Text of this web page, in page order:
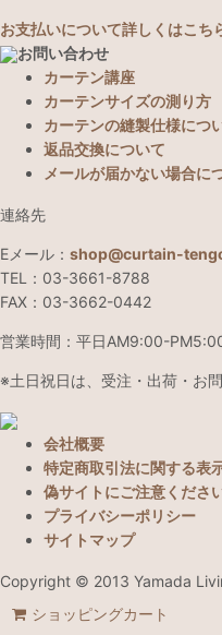
お支払いについて詳しくはこち
お問い合わせ
カーテン講座
カーテンサイズの測り方
カーテンの縫製仕様につ
返品交換について
メールが届かない場合に
連絡先
Eメール： shop@curtain-
TEL：03-3661-8788
FAX：03-3662-0442
営業時間：平日AM9:00-
※土日祝日は、受注・出荷・お
会社概要
特定商取引法に関する表
偽サイトにご注意くださ
プライバシーポリシー
サイトマップ
Copyright © 2013 Yamada
ショッピングカート